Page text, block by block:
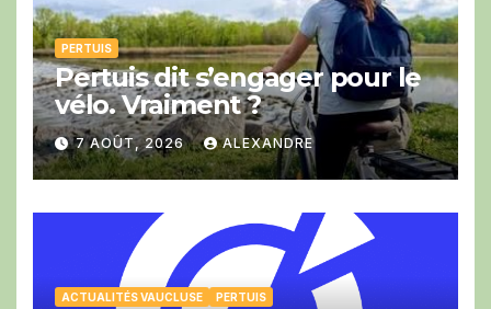
PERTUIS
Pertuis dit s’engager pour le
vélo. Vraiment ?
7 AOÛT, 2026 ALEXANDRE
ACTUALITÉS VAUCLUSE PERTUIS